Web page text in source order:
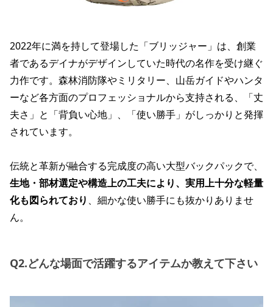
2022年に満を持して登場した「ブリッジャー」は、創業
者であるデイナがデザインしていた時代の名作を受け継ぐ
力作です。森林消防隊やミリタリー、山岳ガイドやハンタ
ーなど各方面のプロフェッショナルから支持される、「丈
夫さ」と「背負い心地」、「使い勝手」がしっかりと発揮
されています。
伝統と革新が融合する完成度の高い大型バックパックで、
生地・部材選定や構造上の工夫により、実用上十分な軽量
化も図られており 、細かな使い勝手にも抜かりありませ
ん。
Q2.どんな場面で活躍するアイテムか教えて下さい